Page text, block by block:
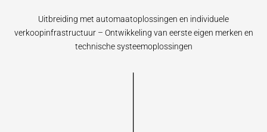
Uitbreiding met automaatoplossingen en individuele
verkoopinfrastructuur – Ontwikkeling van eerste eigen merken en
technische systeemoplossingen